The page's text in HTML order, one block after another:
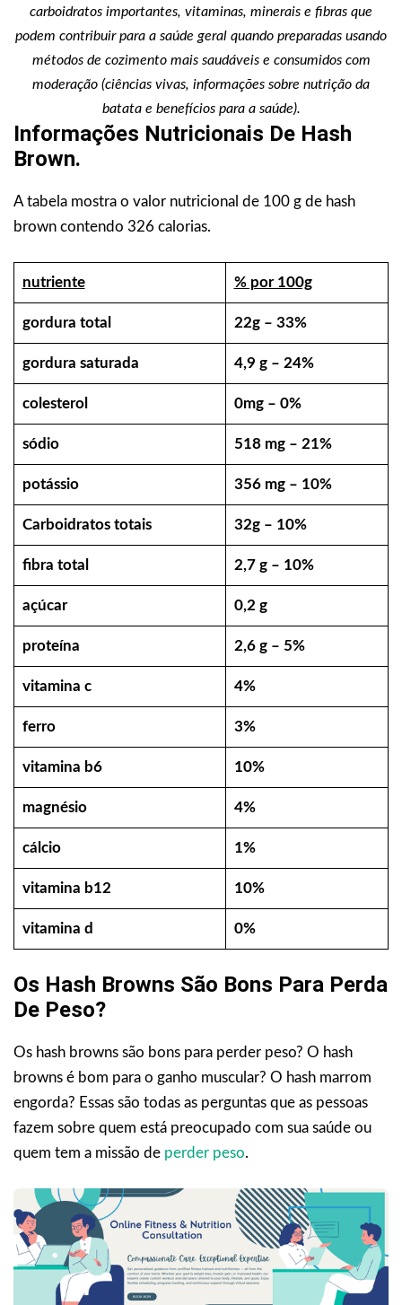
carboidratos importantes, vitaminas, minerais e fibras que
podem contribuir para a saúde geral quando preparadas usando
métodos de cozimento mais saudáveis e consumidos com
moderação (ciências vivas, informações sobre nutrição da
batata e benefícios para a saúde).
Informações Nutricionais De Hash
Brown.
A tabela mostra o valor nutricional de 100 g de hash
brown contendo 326 calorias.
nutriente % por 100g
gordura total 22g – 33%
gordura saturada 4,9 g – 24%
colesterol 0mg – 0%
sódio 518 mg – 21%
potássio 356 mg – 10%
Carboidratos totais 32g – 10%
fibra total 2,7 g – 10%
açúcar 0,2 g
proteína 2,6 g – 5%
vitamina c 4%
ferro 3%
vitamina b6 10%
magnésio 4%
cálcio 1%
vitamina b12 10%
vitamina d 0%
Os Hash Browns São Bons Para Perda
De Peso?
Os hash browns são bons para perder peso? O hash
browns é bom para o ganho muscular? O hash marrom
engorda? Essas são todas as perguntas que as pessoas
fazem sobre quem está preocupado com sua saúde ou
quem tem a missão de perder peso.